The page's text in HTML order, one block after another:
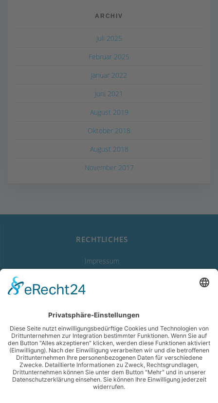
ARCHIV
Juli 2025
Februar 2025
Januar 2022
Juni 2021
August 2019
Oktober 2018
August 2018
November 2017
RECHTLICHES
Impressum
Erklärung zur Barrierefreiheit
LINKS
Abwasserverband
Starnberger See
Wassergewinnung Vierseenland